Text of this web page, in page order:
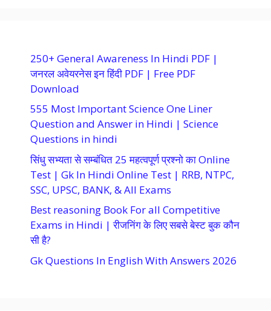
250+ General Awareness In Hindi PDF |
जनरल अवेयरनेस इन हिंदी PDF | Free PDF
Download
555 Most Important Science One Liner
Question and Answer in Hindi | Science
Questions in hindi
सिंधु सभ्यता से सम्बंधित 25 महत्वपूर्ण प्रश्नो का Online
Test | Gk In Hindi Online Test | RRB, NTPC,
SSC, UPSC, BANK, & All Exams
Best reasoning Book For all Competitive
Exams in Hindi | रीजनिंग के लिए सबसे बेस्ट बुक कौन
सी है?
Gk Questions In English With Answers 2026